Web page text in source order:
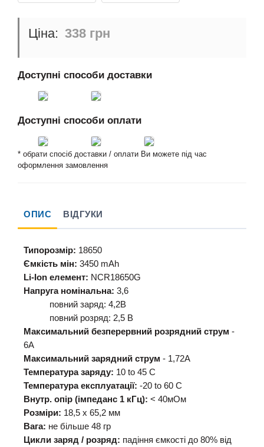
338 грн
Доступні способи доставки
Доступні способи оплати
* обрати спосіб доставки / оплати Ви можете під час
оформлення замовлення
ОПИС ВІДГУКИ
Типорозмір: 18650
Ємкість мін: 3450 mAh
Li-Ion елемент: NCR18650G
Напруга номінальна: 3,6
повний заряд: 4,2В
повний розряд: 2,5 В
Максимальний безперервний розрядний струм -
6А
Максимальний зарядний струм - 1,72А
Температура заряду: 10 to 45 C
Температура експлуатації: -20 to 60 C
Внутр. опір (імпеданс 1 кГц): < 40мОм
Розміри: 18,5 х 65,2 мм
Вага: не більше 48 гр
Цикли заряд / розряд: падіння ємкості до 80% від